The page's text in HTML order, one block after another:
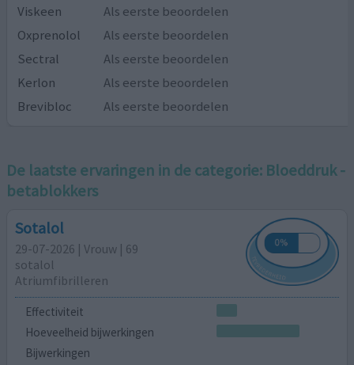
Viskeen
Als eerste beoordelen
Oxprenolol
Als eerste beoordelen
Sectral
Als eerste beoordelen
Kerlon
Als eerste beoordelen
Brevibloc
Als eerste beoordelen
De laatste ervaringen in de categorie: Bloeddruk -
betablokkers
Sotalol
29-07-2026 | Vrouw | 69
sotalol
Atriumfibrilleren
Effectiviteit
Hoeveelheid bijwerkingen
Bijwerkingen